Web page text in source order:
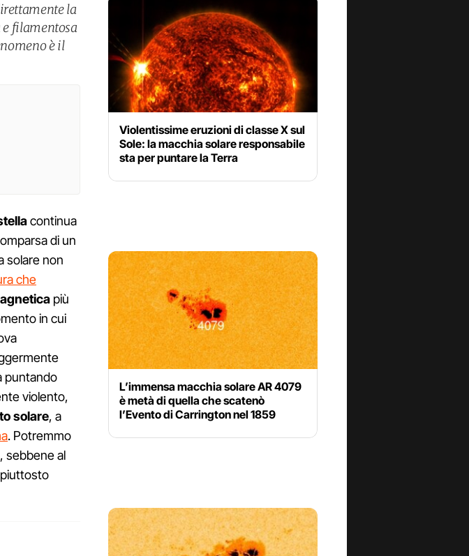
la
filamentosa
è il
continua
di un
solare non
che
più
in cui
puntando
violento,
solare, a
. Potremmo
sebbene al
Violentissime eruzioni di classe X sul
Sole: la macchia solare responsabile
sta per puntare la Terra
L’immensa macchia solare AR 4079
è metà di quella che scatenò
l’Evento di Carrington nel 1859